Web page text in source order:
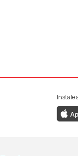
da RTP
da
YouTube
Instale